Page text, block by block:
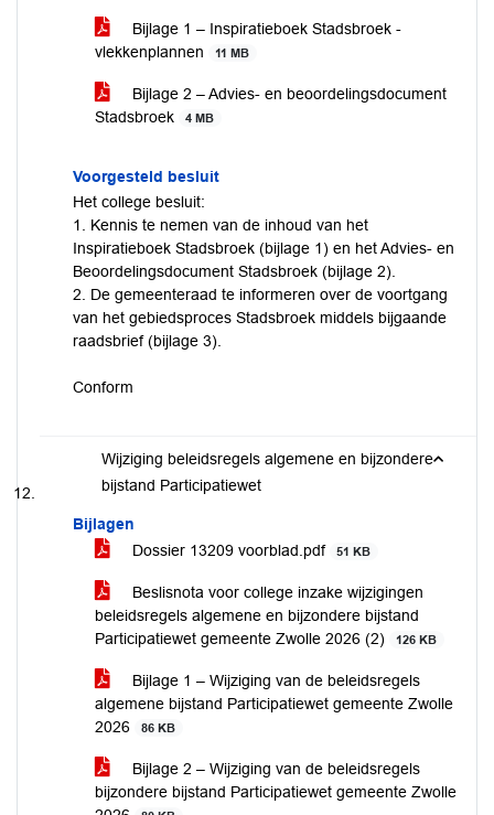
Bijlage 1 – Inspiratieboek Stadsbroek -
vlekkenplannen
11 MB
Bijlage 2 – Advies- en beoordelingsdocument
Stadsbroek
4 MB
Voorgesteld besluit
Het college besluit:
1. Kennis te nemen van de inhoud van het
Inspiratieboek Stadsbroek (bijlage 1) en het Advies- en
Beoordelingsdocument Stadsbroek (bijlage 2).
2. De gemeenteraad te informeren over de voortgang
van het gebiedsproces Stadsbroek middels bijgaande
raadsbrief (bijlage 3).
Conform
Wijziging beleidsregels algemene en bijzondere
bijstand Participatiewet
Bijlagen
Dossier 13209 voorblad.pdf
51 KB
Beslisnota voor college inzake wijzigingen
beleidsregels algemene en bijzondere bijstand
Participatiewet gemeente Zwolle 2026 (2)
126 KB
Bijlage 1 – Wijziging van de beleidsregels
algemene bijstand Participatiewet gemeente Zwolle
2026
86 KB
Bijlage 2 – Wijziging van de beleidsregels
bijzondere bijstand Participatiewet gemeente Zwolle